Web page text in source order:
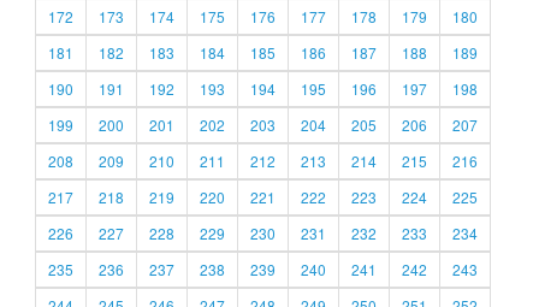
172
173 174 175 176 177 178 179
180
181
182 183 184 185 186 187 188
189
190
191 192 193 194 195 196 197
198
199
200 201 202 203 204 205 206
207
208
209 210 211 212 213 214 215
216
217
218 219 220 221 222 223 224
225
226
227 228 229 230 231 232 233
234
235
236 237 238 239 240 241 242
243